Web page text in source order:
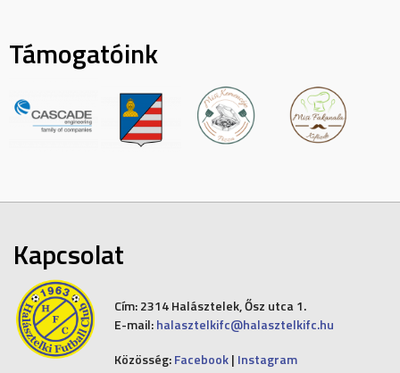
Támogatóink
Kapcsolat
Cím:2314 Halásztelek, Ősz utca 1.
E-mail: halasztelkifc@halasztelkifc.hu
Közösség: Facebook| Instagram